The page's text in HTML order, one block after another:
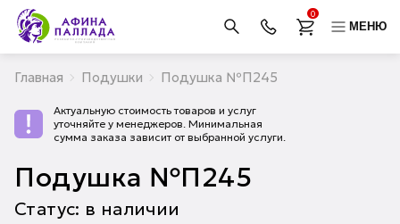
0
МЕНЮ
Главная Подушки Подушка №П245
Актуальную стоимость товаров и услуг
уточняйте у менеджеров. Минимальная
сумма заказа зависит от выбранной услуги.
Подушка №П245
Статус: в наличии